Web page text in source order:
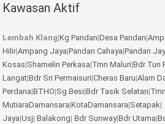
Kawasan Aktif
Lembah Klang|Kg Pandan|Desa Pandan|
Hilir|Ampang Jaya|Pandan Cahaya|Pandan
Kosas|Shamelin Perkasa|Tmn Maluri|Bdr Tun
Langat|Bdr Sri Permaisuri|Cheras Baru|Alam
Perdana|BTHO|Sg Besi|Bdr Tasik Selatan|
MutiaraDamansara|KotaDamansara|Setapak|
Jaya|Usj| Balakong| Bdr Sunway|Bdr Utama|